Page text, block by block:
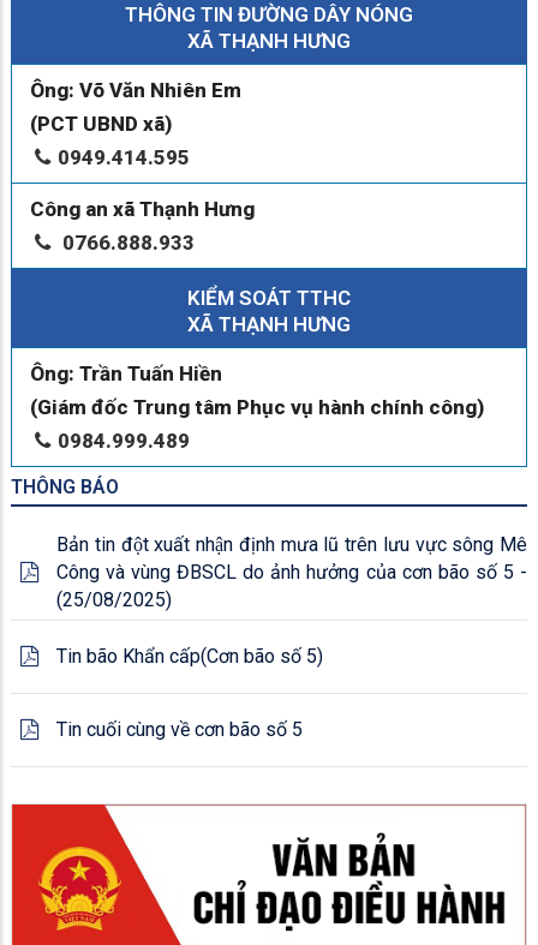
THÔNG TIN ĐƯỜNG DÂY NÓNG
XÃ THẠNH HƯNG
Ông: Võ Văn Nhiên Em
(PCT UBND xã)
0949.414.595
Công an xã Thạnh Hưng
0766.888.933
KIỂM SOÁT TTHC
XÃ THẠNH HƯNG
Ông: Trần Tuấn Hiền
(Giám đốc Trung tâm Phục vụ hành chính công)
0984.999.489
THÔNG BÁO
Bản tin đột xuất nhận định mưa lũ trên lưu vực sông Mê
Công và vùng ĐBSCL do ảnh hưởng của cơn bão số 5 -
(25/08/2025)
Tin bão Khẩn cấp(Cơn bão số 5)
Tin cuối cùng về cơn bão số 5